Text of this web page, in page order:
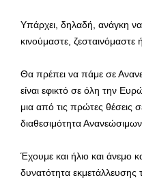
Υπάρχει, δηλαδή, ανάγκη
κινούμαστε, ζεσταινόμαστε
Θα πρέπει να πάμε σε
είναι εφικτό σε όλη την
μια από τις πρώτες θέσεις
διαθεσιμότητα
Έχουμε και ήλιο και άνεμο
δυνατότητα